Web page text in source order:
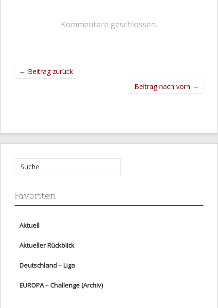
Kommentare geschlossen.
← Beitrag zurück
Beitrag nach vorn →
Favoriten
Aktuell
Aktueller Rückblick
Deutschland – Liga
EUROPA – Challenge (Archiv)